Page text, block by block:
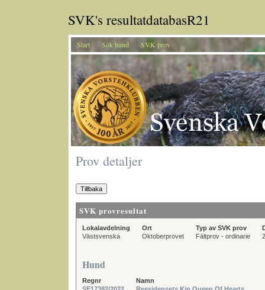
SVK's resultatdatabasR21
Start Sök hund SVK prov
Prov detaljer
SVK provresultat
Lokalavdelning
Västsvenska
Ort
Oktoberprovet
Typ av SVK prov
Fältprov - ordinarie
Hund
Regnr
Namn